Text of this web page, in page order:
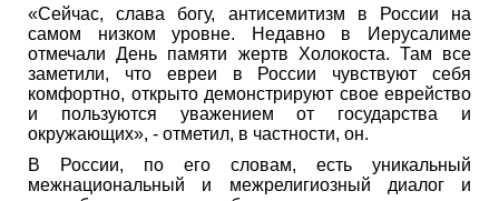
«Сейчас, слава богу, антисемитизм в России на
самом низком уровне. Недавно в Иерусалиме
отмечали День памяти жертв Холокоста. Там все
заметили, что евреи в России чувствуют себя
комфортно, открыто демонстрируют свое еврейство
и пользуются уважением от государства и
окружающих», - отметил, в частности, он.
В России, по его словам, есть уникальный
межнациональный и межрелигиозный диалог и